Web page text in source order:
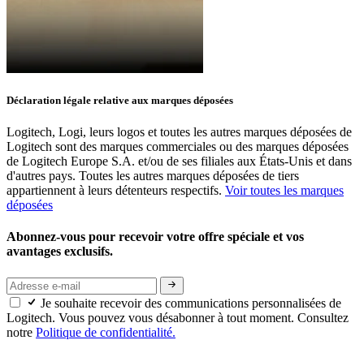
Déclaration légale relative aux marques déposées
Logitech, Logi, leurs logos et toutes les autres marques déposées de
Logitech sont des marques commerciales ou des marques déposées
de Logitech Europe S.A. et/ou de ses filiales aux États-Unis et dans
d'autres pays. Toutes les autres marques déposées de tiers
appartiennent à leurs détenteurs respectifs. Voir toutes les marques
déposées
Abonnez-vous pour recevoir votre offre spéciale et vos
avantages exclusifs.
Je souhaite recevoir des communications personnalisées de
Logitech. Vous pouvez vous désabonner à tout moment. Consultez
notre Politique de confidentialité.